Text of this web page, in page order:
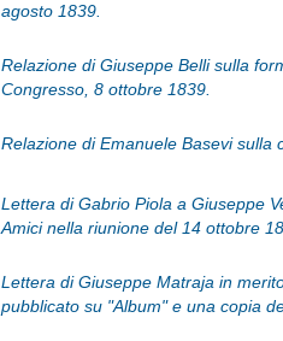
agosto 1839.
Relazione di Giuseppe Belli sulla
Congresso, 8 ottobre 1839.
Relazione di Emanuele Basevi sulla
Lettera di Gabrio Piola a Giuseppe
Amici nella riunione del 14 ottobre
Lettera di Giuseppe Matraja in
pubblicato su "Album" e una copia